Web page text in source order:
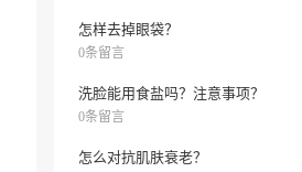
怎样去掉眼袋？
0条留言
洗脸能用食盐吗？注意事项？
0条留言
怎么对抗肌肤衰老？